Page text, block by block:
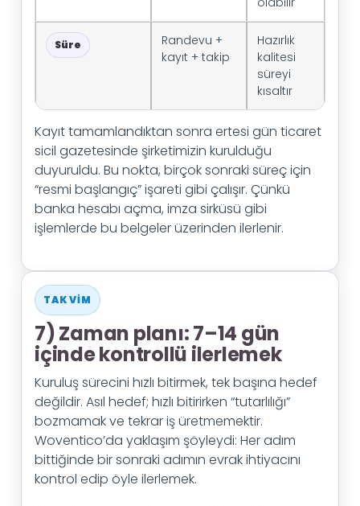
Süre
Randevu +
kayıt + takip
Hazırlık
kalitesi
süreyi
kısaltır
Kayıt tamamlandıktan sonra ertesi gün ticaret
sicil gazetesinde şirketimizin kurulduğu
duyuruldu. Bu nokta, birçok sonraki süreç için
“resmi başlangıç” işareti gibi çalışır. Çünkü
banka hesabı açma, imza sirküsü gibi
işlemlerde bu belgeler üzerinden ilerlenir.
TAKVIM
7) Zaman planı: 7–14 gün
içinde kontrollü ilerlemek
Kuruluş sürecini hızlı bitirmek, tek başına hedef
değildir. Asıl hedef; hızlı bitirirken “tutarlılığı”
bozmamak ve tekrar iş üretmemektir.
Woventico’da yaklaşım şöyleydi: Her adım
bittiğinde bir sonraki adımın evrak ihtiyacını
kontrol edip öyle ilerlemek.